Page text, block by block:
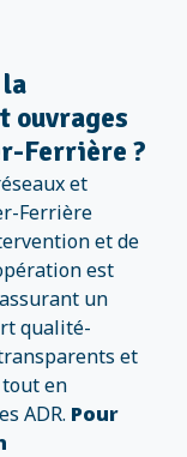
ouvrages
Ferrière ?
et
Ferrière
et de
est
un
qualité-
et
tout en
ADR. Pour